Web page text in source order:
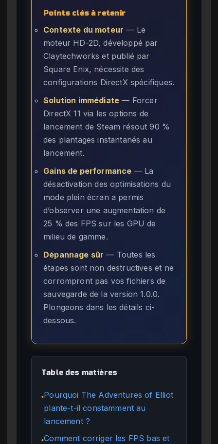
Points clés à retenir
Contexte du moteur — Le
moteur HD-2D, développé par
Claytechworks et publié par
Square Enix, nécessite des
configurations DirectX spécifiques.
Solution immédiate — Forcer
DirectX 11 via les options de
lancement de Steam résout 90 %
des plantages instantanés au
lancement.
Gains de performance — La
désactivation des optimisations du
mode plein écran a permis
d’observer une augmentation de
25 % des FPS sur les GPU de
milieu de gamme.
Dépannage sûr — Toutes les
étapes sont non destructives et ne
corrompront pas vos fichiers de
sauvegarde de la version 1.0.0.
Plongeons dans les détails ci-
dessous.
Table des matières
●Pourquoi The Adventures of Elliot
plante-t-il constamment au
lancement ?
●Comment corriger les FPS bas et